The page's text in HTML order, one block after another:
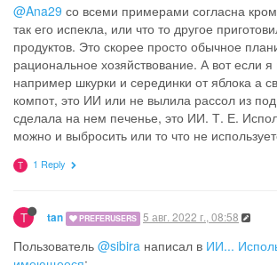
@Ana29 со всеми примерами согласна
так его испекла, или что то другое
продуктов. Это скорее просто обычное
рациональное хозяйствование. А вот если
например шкурки и серединки от яблока а
компот, это ИИ или не вылила рассол из под
сделала на нем печенье, это ИИ. Т. Е.
можно и выбросить или то что не
T 1 Reply
T tan PREFERUSERS 5 авг. 2022 г., 08:58
Пользователь @sibira написал в ИИ...